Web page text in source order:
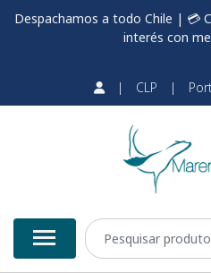
Despachamos a todo Chile | 💳
interés con
| CLP |